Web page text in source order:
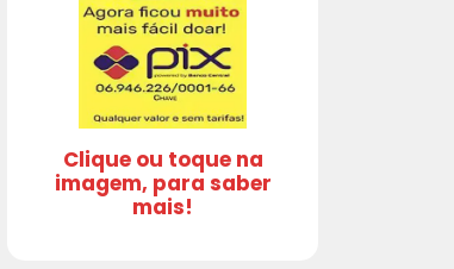
Clique ou toque na
imagem, para saber
mais!